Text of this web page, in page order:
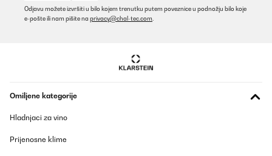
Odjavu možete izvršiti u bilo kojem trenutku putem poveznice u podnožju bilo koje
e-pošte ili nam pišite na privacy@chal-tec.com
Omiljene kategorije
Hladnjaci za vino
Prijenosne klime